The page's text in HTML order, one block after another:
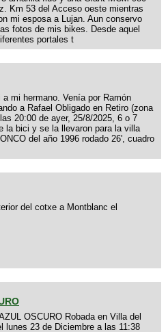
Km 53 del Acceso oeste mientras
mi esposa a Lujan. Aun conservo
fotos de mis bikes. Desde aquel
portales t
a mi hermano. Venía por Ramón
a Rafael Obligado en Retiro (zona
20:00 de ayer, 25/8/2025, 6 o 7
la bici y se la llevaron para la villa
del año 1996 rodado 26', cuadro
del cotxe a Montblanc el
OSCURO Robada en Villa del
lunes 23 de Diciembre a las 11:38